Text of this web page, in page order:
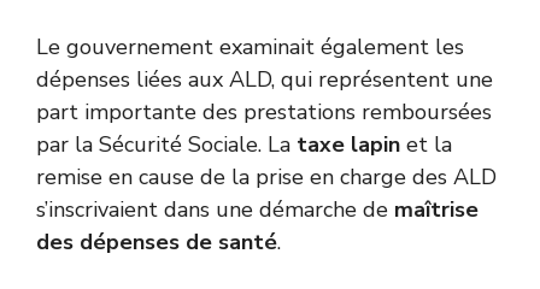
Le gouvernement examinait également les
dépenses liées aux ALD, qui représentent une
part importante des prestations remboursées
par la Sécurité Sociale. La taxe lapin et la
remise en cause de la prise en charge des ALD
s’inscrivaient dans une démarche de maîtrise
des dépenses de santé.